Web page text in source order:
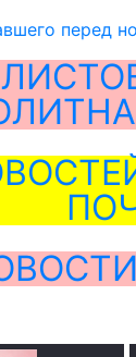
перед